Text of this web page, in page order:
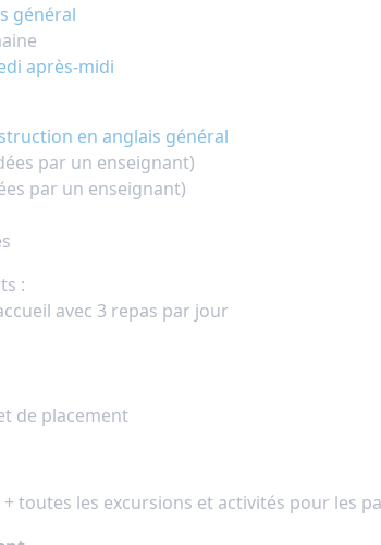
général
après-midi
en anglais général
par un enseignant)
par un enseignant)
:
avec 3 repas par jour
de placement
toutes les excursions et activités pour les